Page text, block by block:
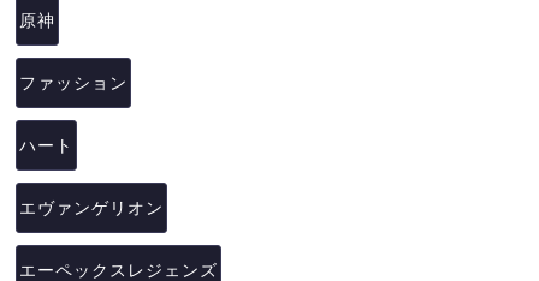
原神
ファッション
ハート
エヴァンゲリオン
エーペックスレジェンズ